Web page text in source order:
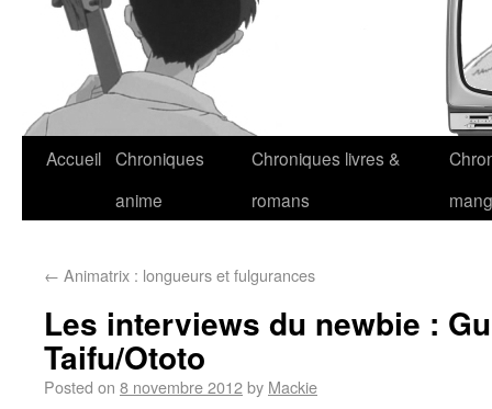
Accueil Chroniques
anime
Chroniques livres &
romans
← Animatrix : longueurs et fulgurances
Les interviews du newbie :
Taifu/Ototo
Posted on 8 novembre 2012by Mackie